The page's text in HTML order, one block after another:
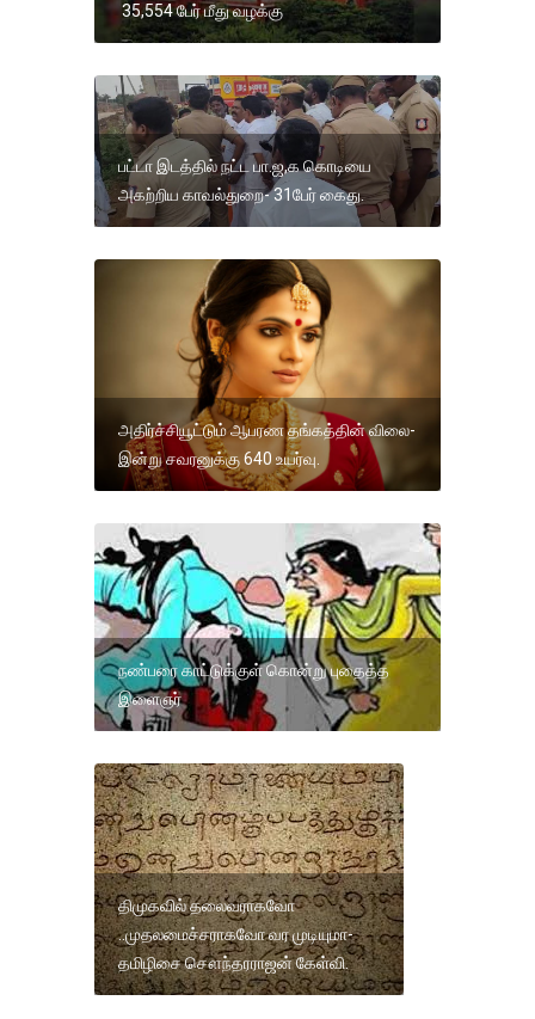
35,554 பேர் மீது வழக்கு
பட்டா இடத்தில் நட்ட பா.ஜ,க கொடியை
அகற்றிய காவல்துறை- 31பேர் கைது.
அதிர்ச்சியூட்டும் ஆபரண தங்கத்தின் விலை-
இன்று சவரனுக்கு 640 உயர்வு.
நண்பரை காட்டுக்குள் கொன்று புதைத்த
இளைஞர்
திமுகவில் தலைவராகவோ
..முதலமைச்சராகவோ வர முடியுமா-
தமிழிசை சௌந்தரராஜன் கேள்வி.